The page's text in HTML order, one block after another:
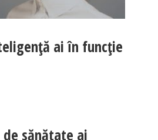
ai în funcție
de sănătate ai